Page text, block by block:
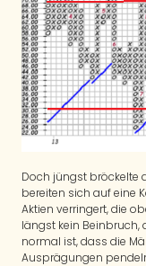
Doch jüngst bröckelte
bereiten sich auf eine
Aktien verringert, die
längst kein Beinbruch,
normal ist, dass die
Ausprägungen